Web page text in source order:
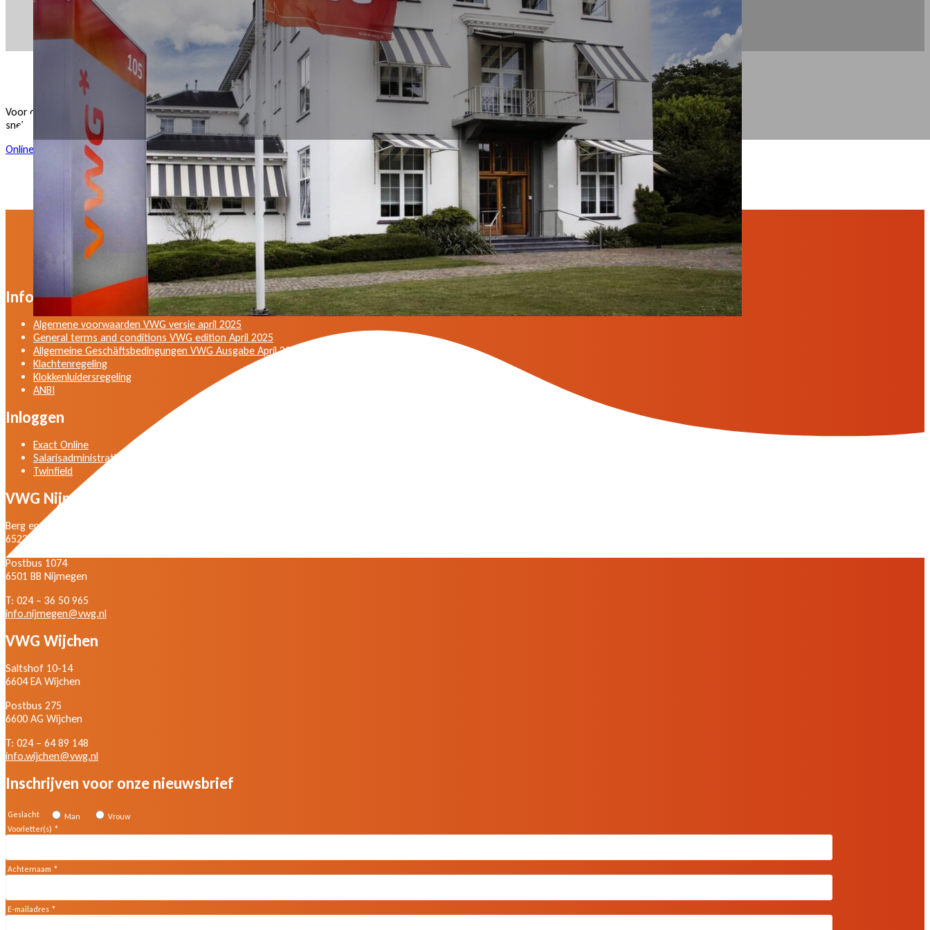
Voor online support kunt u bellen met onze kantoren in Nijmegen (024-3650965) of Wijchen (024-6489148). Mogelijk vragen wij u tijdens dit gesprek om middels onderstaande
snelkoppeling Teamviewer te openen. Met behulp van Teamviewer zijn wij in staat om op afstand met u mee te kijken en zo uw probleem op te lossen.
Online Support
Info
Algemene voorwaarden VWG versie april 2025
General terms and conditions VWG edition April 2025
Allgemeine Geschäftsbedingungen VWG Ausgabe April 2025
Klachtenregeling
Klokkenluidersregeling
ANBI
Inloggen
Exact Online
Salarisadministratie
Twinfield
VWG Nijmegen
Berg en Dalseweg 105
6522 BD Nijmegen
Postbus 1074
6501 BB Nijmegen
T: 024 – 36 50 965
info.nijmegen@vwg.nl
VWG Wijchen
Saltshof 10-14
6604 EA Wijchen
Postbus 275
6600 AG Wijchen
T: 024 – 64 89 148
info.wijchen@vwg.nl
Inschrijven voor onze nieuwsbrief